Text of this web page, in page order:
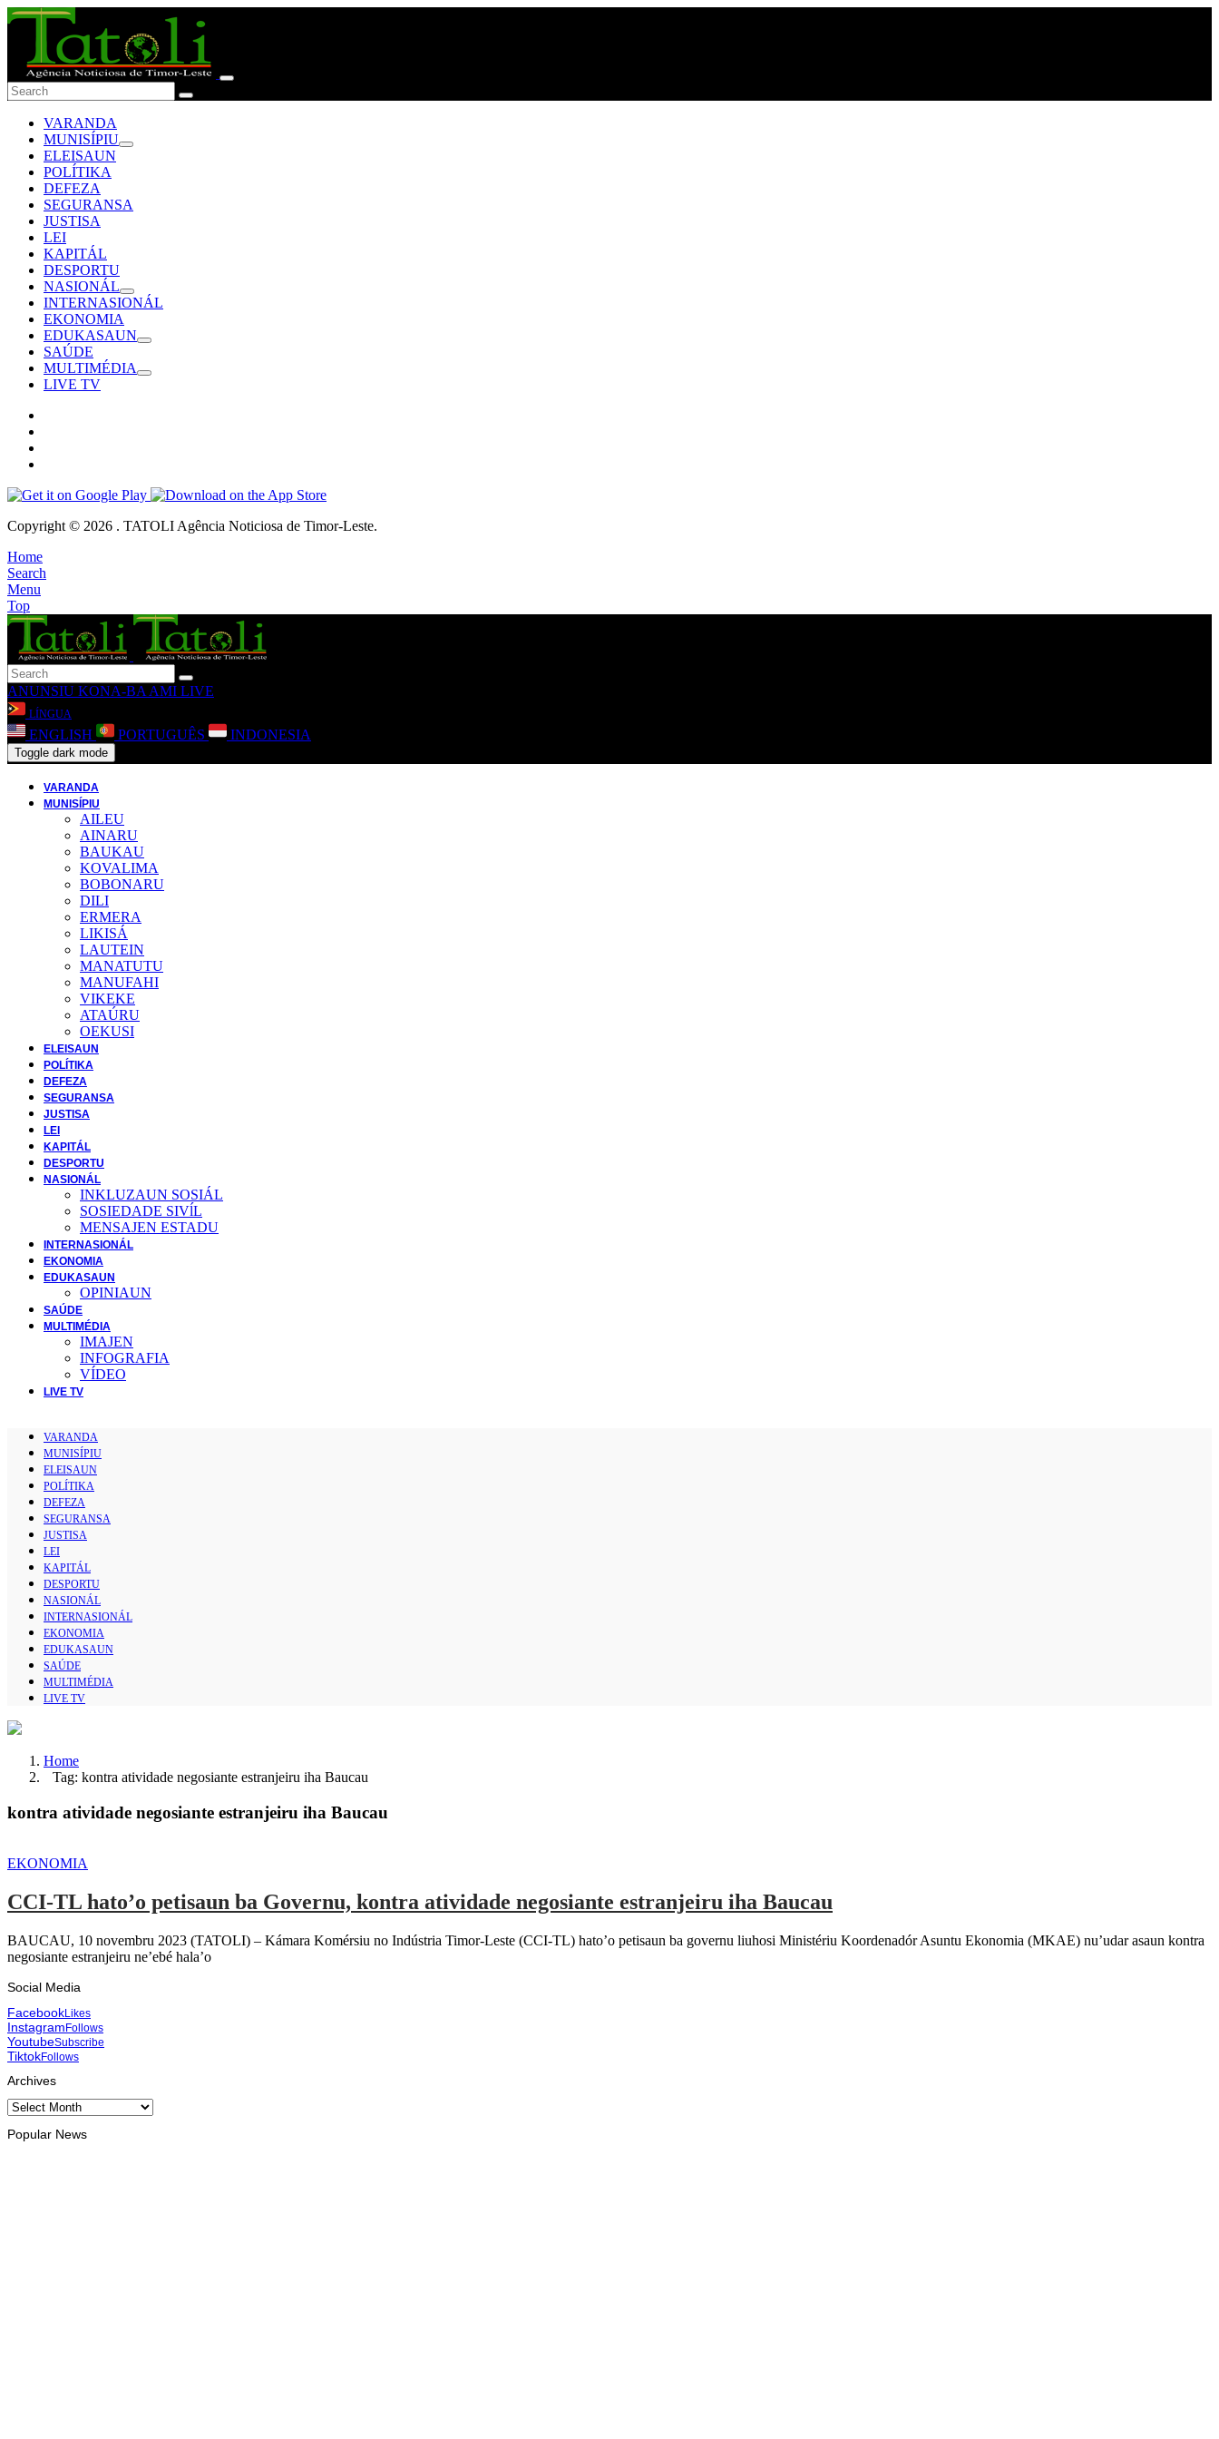
VARANDA
MUNISÍPIU
ELEISAUN
POLÍTIKA
DEFEZA
SEGURANSA
JUSTISA
LEI
KAPITÁL
DESPORTU
NASIONÁL
INTERNASIONÁL
EKONOMIA
EDUKASAUN
SAÚDE
MULTIMÉDIA
LIVE TV
Copyright © 2026 . TATOLI Agência Noticiosa de Timor-Leste.
Home
Search
Menu
Top
ANUNSIU KONA-BA AMI LIVE
LÍNGUA
ENGLISH PORTUGUÊS INDONESIA
Toggle dark mode
VARANDA
MUNISÍPIU
AILEU
AINARU
BAUKAU
KOVALIMA
BOBONARU
DILI
ERMERA
LIKISÁ
LAUTEIN
MANATUTU
MANUFAHI
VIKEKE
ATAÚRU
OEKUSI
ELEISAUN
POLÍTIKA
DEFEZA
SEGURANSA
JUSTISA
LEI
KAPITÁL
DESPORTU
NASIONÁL
INKLUZAUN SOSIÁL
SOSIEDADE SIVĺL
MENSAJEN ESTADU
INTERNASIONÁL
EKONOMIA
EDUKASAUN
OPINIAUN
SAÚDE
MULTIMÉDIA
IMAJEN
INFOGRAFIA
VÍDEO
LIVE TV
VARANDA
MUNISÍPIU
ELEISAUN
POLÍTIKA
DEFEZA
SEGURANSA
JUSTISA
LEI
KAPITÁL
DESPORTU
NASIONÁL
INTERNASIONÁL
EKONOMIA
EDUKASAUN
SAÚDE
MULTIMÉDIA
LIVE TV
Home
Tag: kontra atividade negosiante estranjeiru iha Baucau
kontra atividade negosiante estranjeiru iha Baucau
EKONOMIA
CCI-TL hato’o petisaun ba Governu, kontra atividade negosiante estranjeiru iha Baucau
BAUCAU, 10 novembru 2023 (TATOLI) – Kámara Komérsiu no Indústria Timor-Leste (CCI-TL) hato’o petisaun ba governu liuhosi Ministériu Koordenadór Asuntu Ekonomia (MKAE) nu’udar asaun kontra
negosiante estranjeiru ne’ebé hala’o
Social Media
FacebookLikes
InstagramFollows
YoutubeSubscribe
TiktokFollows
Archives
Archives
Popular News